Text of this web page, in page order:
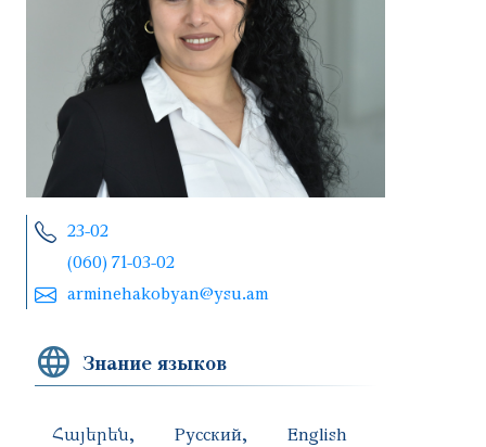
23-02
(060) 71-03-02
arminehakobyan@ysu.am
Знание языков
Հայերեն Русский English